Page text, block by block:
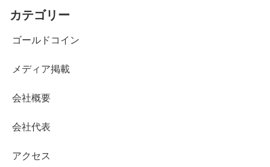
カテゴリー
ゴールドコイン
メディア掲載
会社概要
会社代表
アクセス